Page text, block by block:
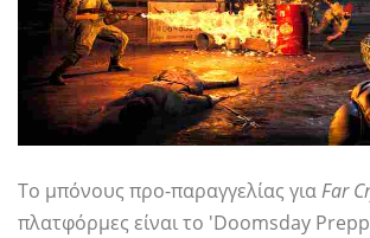
Το μπόνους προ-παραγγελίας γιαFar
πλατφόρμες είναι το 'Doomsday